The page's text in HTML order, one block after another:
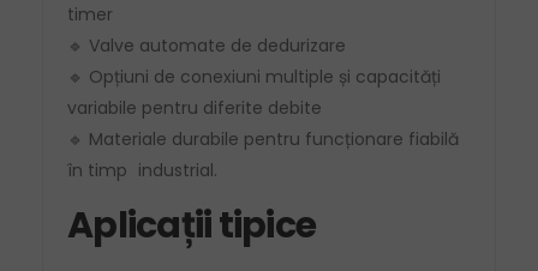
timer
🔹 Valve automate de dedurizare
🔹 Opțiuni de conexiuni multiple și capacități
variabile pentru diferite debite
🔹 Materiale durabile pentru funcționare fiabilă
în timp industrial.
Aplicații tipice